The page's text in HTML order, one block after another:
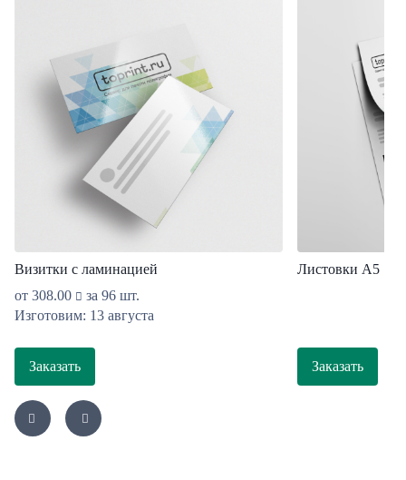
Визитки с ламинацией
от 308.00
за 96 шт.
Изготовим: 13 августа
Заказать
Листовки А5
Заказать